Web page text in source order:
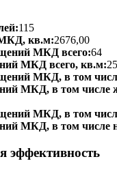
115
кв.м:2676,00
МКД всего:64
МКД всего, кв.м:
МКД, в том
МКД, в том числе
МКД, в том
МКД, в том числе
эффективность